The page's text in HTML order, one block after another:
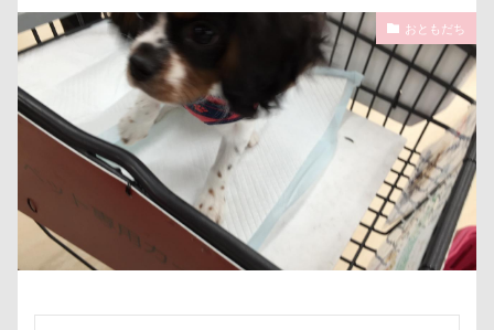
チキンミートローフ
ドッグラン・ラボ
ドヤ顔
スリング
パスタくん パヤ毛
パブロくん
パピーベッド
パピーパーティ
パピー
パパ実家
パパ大好き
パナソニック
パソコン
パシャパシャドッグラン
パルスくん
パシフィコ横浜
パウポーズ
バーニーズ
バーディくん
バースデーケーキ
バンダナ
バレンタインくん
パラボラアンテナ
パレード
おともだち
出羽公園
出没！アド街ック天国
冷蔵庫
冷感ジェルマット
写真撮影
写真加工
公園 動物殺処分ゼロ
八重桜
八街市
八ヶ岳
入間市
優玖（はるく）くん
働くおじさん
健康チェック 加湿器
動物病院
保護犬
去勢手術 同胎
吉野家
叱られた
口タプ 受領印
取り込み中